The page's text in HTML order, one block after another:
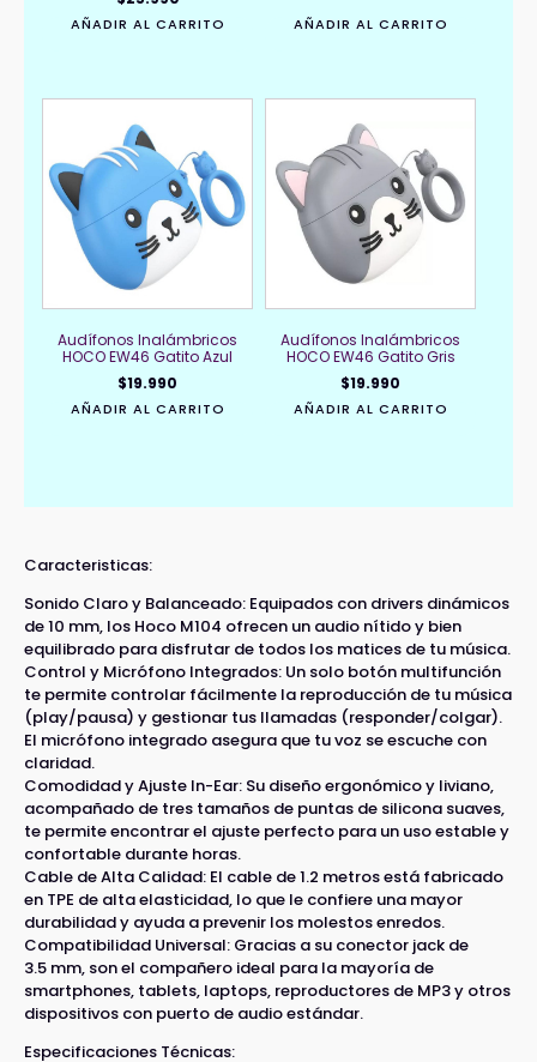
AÑADIR AL CARRITO AÑADIR AL CARRITO
Audífonos Inalámbricos
HOCO EW46 Gatito Azul
$19.990
AÑADIR AL CARRITO
Audífonos Inalámbricos
HOCO EW46 Gatito Gris
$19.990
AÑADIR AL CARRITO
Caracteristicas:
Sonido Claro y Balanceado: Equipados con drivers dinámicos
de 10 mm, los Hoco M104 ofrecen un audio nítido y bien
equilibrado para disfrutar de todos los matices de tu música.
Control y Micrófono Integrados: Un solo botón multifunción
te permite controlar fácilmente la reproducción de tu música
(play/pausa) y gestionar tus llamadas (responder/colgar).
El micrófono integrado asegura que tu voz se escuche con
claridad.
Comodidad y Ajuste In-Ear: Su diseño ergonómico y liviano,
acompañado de tres tamaños de puntas de silicona suaves,
te permite encontrar el ajuste perfecto para un uso estable y
confortable durante horas.
Cable de Alta Calidad: El cable de 1.2 metros está fabricado
en TPE de alta elasticidad, lo que le confiere una mayor
durabilidad y ayuda a prevenir los molestos enredos.
Compatibilidad Universal: Gracias a su conector jack de
3.5 mm, son el compañero ideal para la mayoría de
smartphones, tablets, laptops, reproductores de MP3 y otros
dispositivos con puerto de audio estándar.
Especificaciones Técnicas: